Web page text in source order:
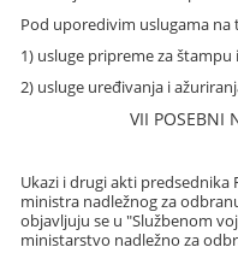
Pod uporedivim uslugama na
1) usluge pripreme za štampu
2) usluge uređivanja i
VII POSEBNI
Ukazi i drugi akti predsednika
ministra nadležnog za
objavljuju se u "Službenom
ministarstvo nadležno za